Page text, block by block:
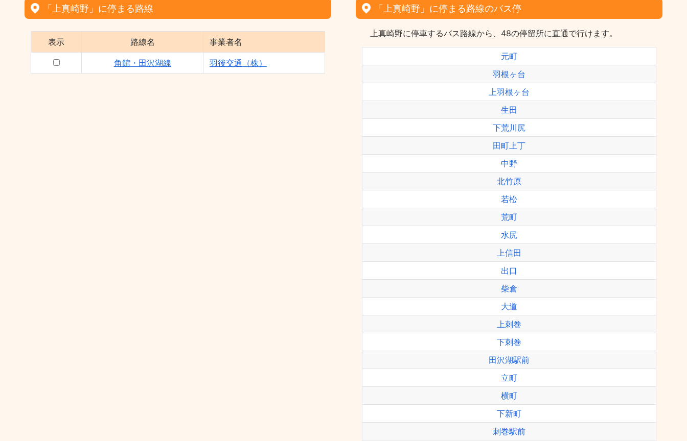
「上真崎野」に停まる路線
表示 路線名 事業者名
角館・田沢湖線 羽後交通（株）
「上真崎野」に停まる路線のバス停
上真崎野に停車するバス路線から、48の停留所に直通で行けます。
元町
羽根ヶ台
上羽根ヶ台
生田
下荒川尻
田町上丁
中野
北竹原
若松
荒町
水尻
上信田
出口
柴倉
大道
上刺巻
下刺巻
田沢湖駅前
立町
横町
下新町
刺巻駅前